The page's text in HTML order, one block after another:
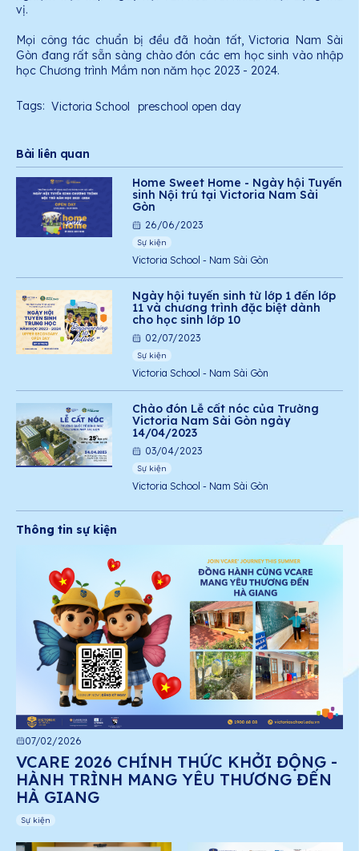
vị.
Mọi công tác chuẩn bị đều đã hoàn tất, Victoria Nam Sài
Gòn đang rất sẵn sàng chào đón các em học sinh vào nhập
học Chương trình Mầm non năm học 2023 - 2024.
Tags: Victoria School preschool open day
Bài liên quan
Home Sweet Home - Ngày hội Tuyển
sinh Nội trú tại Victoria Nam Sài
Gòn
26/06/2023
Sự kiện
Victoria School - Nam Sài Gòn
Ngày hội tuyển sinh từ lớp 1 đến lớp
11 và chương trình đặc biệt dành
cho học sinh lớp 10
02/07/2023
Sự kiện
Victoria School - Nam Sài Gòn
Chào đón Lễ cất nóc của Trường
Victoria Nam Sài Gòn ngày
14/04/2023
03/04/2023
Sự kiện
Victoria School - Nam Sài Gòn
Thông tin sự kiện
07/02/2026
VCARE 2026 CHÍNH THỨC KHỞI ĐỘNG -
HÀNH TRÌNH MANG YÊU THƯƠNG ĐẾN
HÀ GIANG
Sự kiện